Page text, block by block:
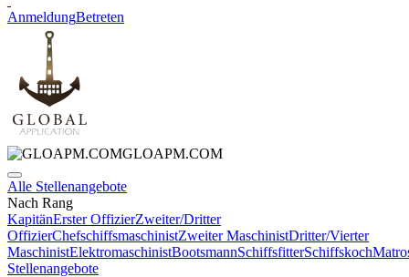
AnmeldungBetreten
GLOAPM.COM
Alle Stellenangebote
Nach Rang
KapitänErster OffizierZweiter/Dritter
OffizierChefschiffsmaschinistZweiter MaschinistDritter/Vierter
MaschinistElektromaschinistBootsmannSchiffsfitterSchiffskoch
Stellenangebote